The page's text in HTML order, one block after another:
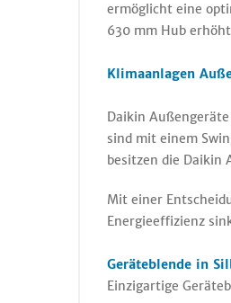
ermöglicht eine
630 mm Hub
Klimaanlagen
Daikin
sind mit einem
besitzen die Daikin
Mit einer
Energieeffizienz
Geräteblende in
Einzigartige